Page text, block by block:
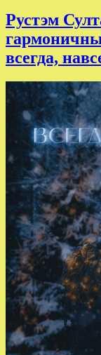
Рустэм
всегда,